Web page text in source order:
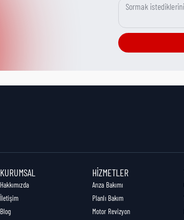
KURUMSAL
Hakkımızda
İletişim
Blog
HIZMETLER
Arıza Bakımı
Planlı Bakım
Motor Revizyon